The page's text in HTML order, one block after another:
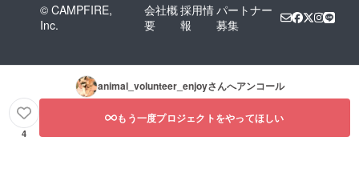
© CAMPFIRE,
Inc.
会社概
要
採用情
報
パートナー
募集
animal_volunteer_enjoyさんへアンコール
4
もう一度プロジェクトをやってほしい